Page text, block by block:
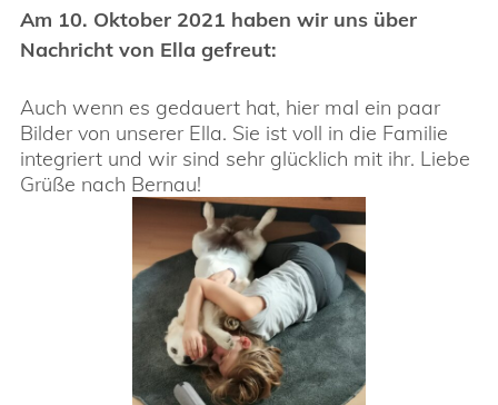
Am 10. Oktober 2021 haben wir uns über
Nachricht von Ella gefreut:
Auch wenn es gedauert hat, hier mal ein paar
Bilder von unserer Ella. Sie ist voll in die Familie
integriert und wir sind sehr glücklich mit ihr. Liebe
Grüße nach Bernau!